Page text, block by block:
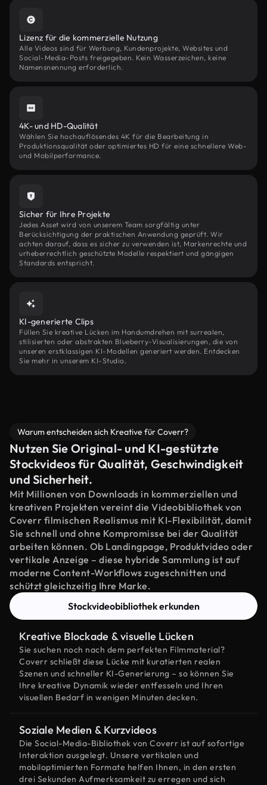
Lizenz für die kommerzielle Nutzung
Alle Videos sind für Werbung, Kundenprojekte, Websites und
Social-Media-Posts freigegeben. Kein Wasserzeichen, keine
Namensnennung erforderlich.
4K- und HD-Qualität
Wählen Sie hochauflösendes 4K für die Bearbeitung in
Produktionsqualität oder optimiertes HD für eine schnellere Web-
und Mobilperformance.
Sicher für Ihre Projekte
Jedes Asset wird von unserem Team sorgfältig unter
Berücksichtigung der praktischen Anwendung geprüft. Wir
achten darauf, dass es sicher zu verwenden ist, Markenrechte und
urheberrechtlich geschützte Modelle respektiert und gängigen
Standards entspricht.
KI-generierte Clips
Füllen Sie kreative Lücken im Handumdrehen mit surrealen,
stilisierten oder abstrakten Blueberry-Visualisierungen, die von
unseren erstklassigen KI-Modellen generiert werden. Entdecken
Sie mehr in unserem KI-Studio.
Warum entscheiden sich Kreative für Coverr?
Nutzen Sie Original- und KI-gestützte
Stockvideos für Qualität, Geschwindigkeit
und Sicherheit.
Mit Millionen von Downloads in kommerziellen und
kreativen Projekten vereint die Videobibliothek von
Coverr filmischen Realismus mit KI-Flexibilität, damit
Sie schnell und ohne Kompromisse bei der Qualität
arbeiten können. Ob Landingpage, Produktvideo oder
vertikale Anzeige – diese hybride Sammlung ist auf
moderne Content-Workflows zugeschnitten und
schützt gleichzeitig Ihre Marke.
Stockvideobibliothek erkunden
Kreative Blockade & visuelle Lücken
Sie suchen noch nach dem perfekten Filmmaterial?
Coverr schließt diese Lücke mit kuratierten realen
Szenen und schneller KI-Generierung – so können Sie
Ihre kreative Dynamik wieder entfesseln und Ihren
visuellen Bedarf in wenigen Minuten decken.
Soziale Medien & Kurzvideos
Die Social-Media-Bibliothek von Coverr ist auf sofortige
Interaktion ausgelegt. Unsere vertikalen und
mobiloptimierten Formate helfen Ihnen, in den ersten
drei Sekunden Aufmerksamkeit zu erregen und sich